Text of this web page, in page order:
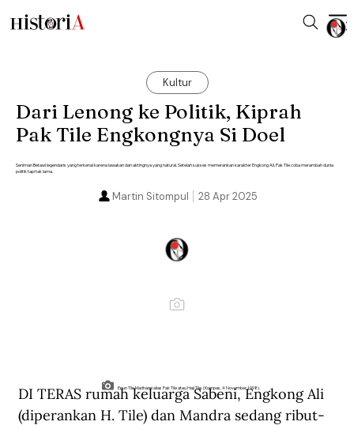
Kultur
Dari Lenong ke Politik, Kiprah
Pak Tile Engkongnya Si Doel
Seniman Betawi legendaris yang terkenal karena lawakan dan aktingnya yang natural. Setelah sukses memerankan karakter Engkong Ali, Pak Tile coba merambah dunia
politik tapi tak lama.
28 Apr 2025
Martin Sitompul
Enun Tile Madhami alias Pak Tile atau Haji Tile. (Kompas, 4 November 1998).
DI TERAS rumah keluarga Sabeni, Engkong Ali
(diperankan H. Tile) dan Mandra sedang ribut-